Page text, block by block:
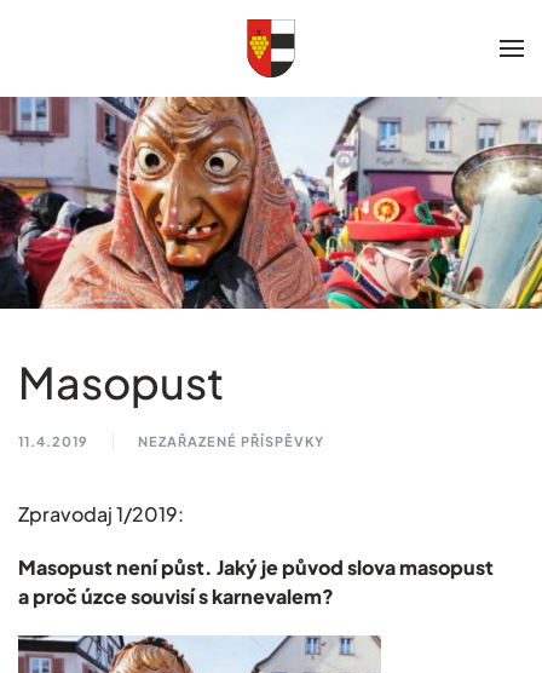
Masopust
11.4.2019 NEZAŘAZENÉ PŘÍSPĚVKY
Zpravodaj 1/2019:
Masopust není půst. Jaký je původ slova masopust
a proč úzce souvisí s karnevalem?